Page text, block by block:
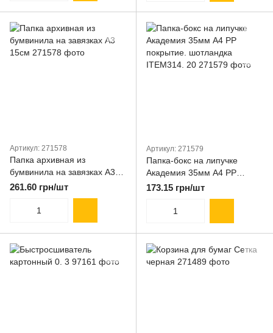
Артикул: 271578
Папка архивная из
бумвинила на завязках А3
15см
261.60 грн/шт
Артикул: 271579
Папка-бокс на липучке
Академия 35мм А4 PP
покрытие. шотландка
173.15 грн/шт